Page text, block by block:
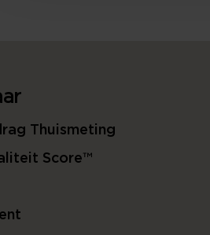
Thuismeting
Score™